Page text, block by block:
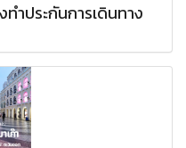
ทำประกันการเดินทาง